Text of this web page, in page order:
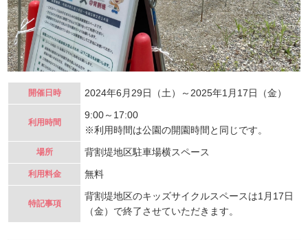
開催日時 2024年6月29日（土）～2025年1月17日（金）
利用時間
9:00～17:00
※利用時間は公園の開園時間と同じです。
場所 背割堤地区駐車場横スペース
利用料金 無料
特記事項
背割堤地区のキッズサイクルスペースは1月17日
（金）で終了させていただきます。